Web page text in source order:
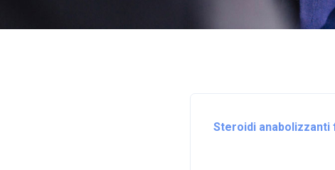
Steroidi